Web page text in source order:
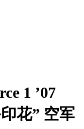
1 ’07
花” 空军